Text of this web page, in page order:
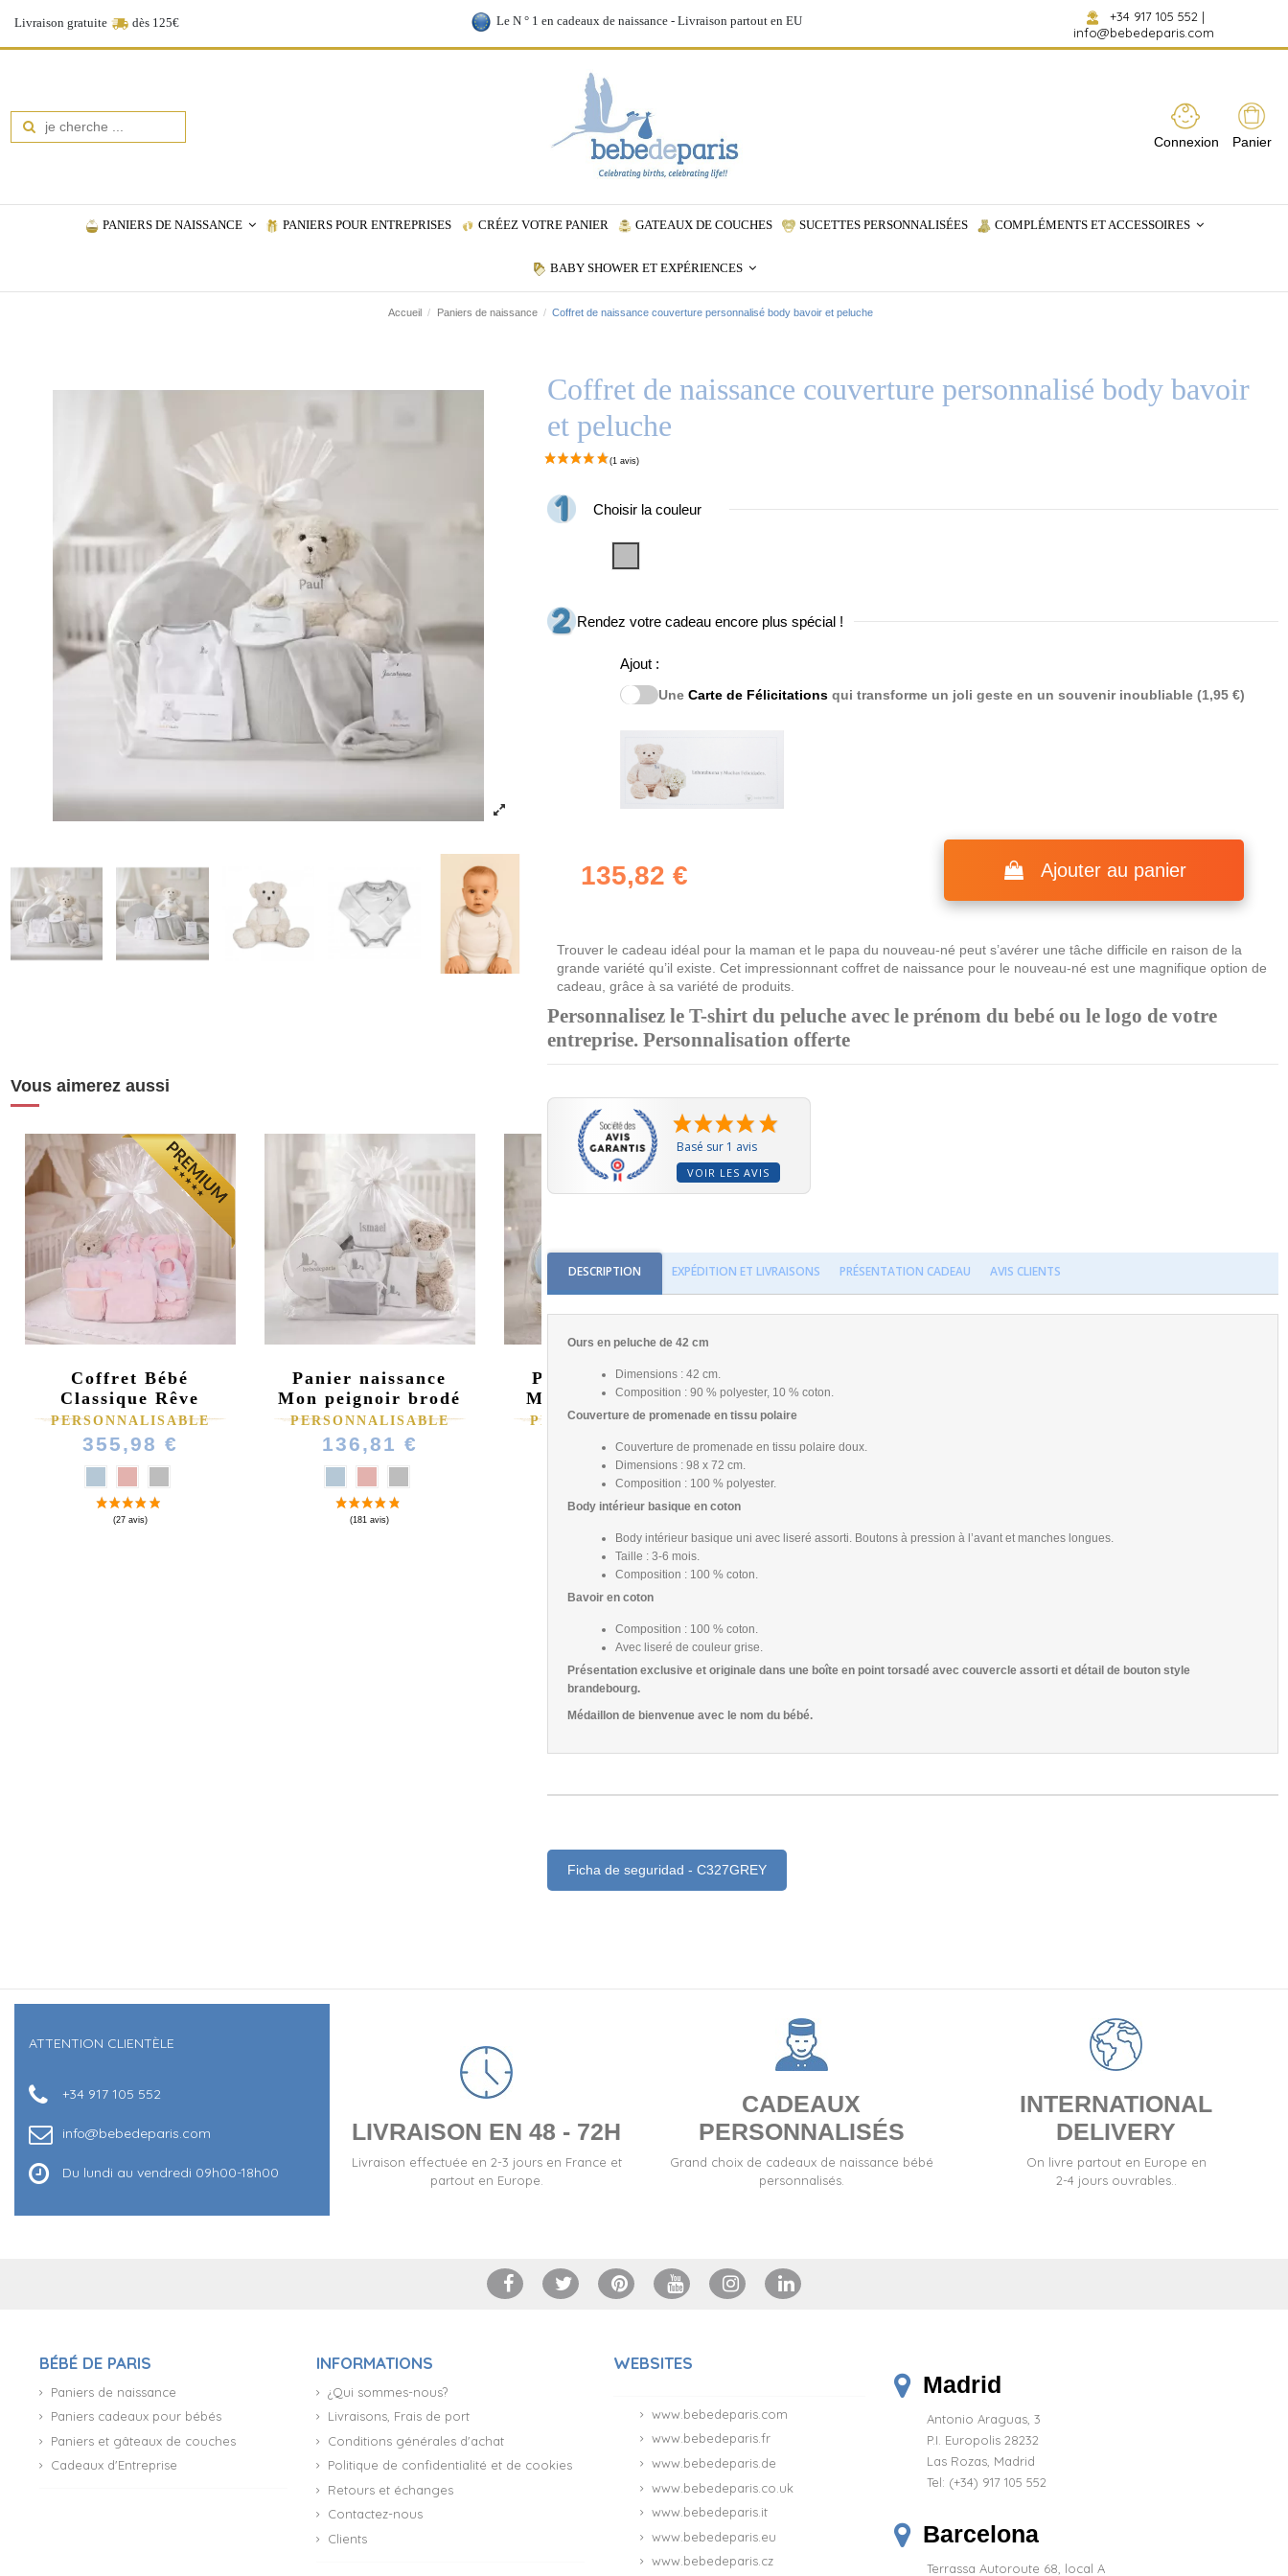
Livraison gratuite dès 125€ Le N ° 1 en cadeaux de naissance - Livraison partout en EU +34 917 105 552 |
info@bebedeparis.com
Connexion Panier
PANIERS DE NAISSANCE PANIERS POUR ENTREPRISES CRÉEZ VOTRE PANIER GATEAUX DE COUCHES SUCETTES PERSONNALISÉES COMPLÉMENTS ET ACCESSOIRES
BABY SHOWER ET EXPÉRIENCES
Accueil Paniers de naissance Coffret de naissance couverture personnalisé body bavoir et peluche
Vous aimerez aussi
Coffret Bébé
Classique Rêve
PERSONNALISABLE
355,98 €
Panier naissance
Mon peignoir brodé
PERSONNALISABLE
136,81 €
Panier naissance
Mon bavoir brodé
PERSONNALISABLE
130,86 €
(8 avis)
Coffret de naissance couverture personnalisé body bavoir
et peluche
Choisir la couleur
Rendez votre cadeau encore plus spécial !
Ajout :
Une Carte de Félicitationsqui transforme un joli geste en un souvenir inoubliable (1,95 €)
135,82 € Ajouter au panier
Trouver le cadeau idéal pour la maman et le papa du nouveau-né peut s’avérer une tâche difficile en raison de la
grande variété qu’il existe. Cet impressionnant coffret de naissance pour le nouveau-né est une magnifique option de
cadeau, grâce à sa variété de produits.
Personnalisez le T-shirt du peluche avec le prénom du bebé ou le logo de votre
entreprise. Personnalisation offerte
Basé sur 1 avis
VOIR LES AVIS
DESCRIPTION EXPÉDITION ET LIVRAISONS PRÉSENTATION CADEAU AVIS CLIENTS
Ours en peluche de 42 cm
Dimensions : 42 cm.
Composition : 90 % polyester, 10 % coton.
Couverture de promenade en tissu polaire
Couverture de promenade en tissu polaire doux.
Dimensions : 98 x 72 cm.
Composition : 100 % polyester.
Body intérieur basique en coton
Body intérieur basique uni avec liseré assorti. Boutons à pression à l’avant et manches longues.
Taille : 3-6 mois.
Composition : 100 % coton.
Bavoir en coton
Composition : 100 % coton.
Avec liseré de couleur grise.
Présentation exclusive et originale dans une boîte en point torsadé avec couvercle assorti et détail de bouton style
brandebourg.
Médaillon de bienvenue avec le nom du bébé.
Ficha de seguridad - C327GREY
ATTENTION CLIENTÈLE
+34 917 105 552
info@bebedeparis.com
Du lundi au vendredi 09h00-18h00
LIVRAISON EN 48 - 72H
Livraison effectuée en 2-3 jours en France et
partout en Europe.
CADEAUX
PERSONNALISÉS
Grand choix de cadeaux de naissance bébé
personnalisés.
INTERNATIONAL
DELIVERY
On livre partout en Europe en
2-4 jours ouvrables..
BÉBÉ DE PARIS
Paniers de naissance
Paniers cadeaux pour bébés
Paniers et gâteaux de couches
Cadeaux d'Entreprise
INFORMATIONS
¿Qui sommes-nous?
Livraisons, Frais de port
Conditions générales d'achat
Politique de confidentialité et de cookies
Retours et échanges
Contactez-nous
Clients
WEBSITES
www.bebedeparis.com
www.bebedeparis.fr
www.bebedeparis.de
www.bebedeparis.co.uk
www.bebedeparis.it
www.bebedeparis.eu
www.bebedeparis.cz
Madrid
Antonio Araguas, 3
P.I. Europolis 28232
Las Rozas, Madrid
Tel: (+34) 917 105 552
Barcelona
Terrassa Autoroute 68, local A